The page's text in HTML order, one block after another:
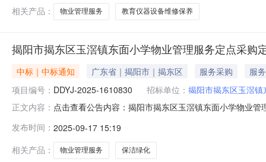
相关产品：
物业管理服务 教育仪器设备维修保养
揭阳市揭东区玉滘镇东面小学物业管理服务定点采购
中标｜中标通知 广东省｜揭阳市｜揭东区 服务采购
服务
项目编号： DDYJ-2025-1610830 招标单位： 揭阳市揭东区玉滘镇
正文内容： 点击查看公告内容：揭阳市揭东区玉滘镇东面小学物业
交价：67200.00（陆万柒仟贰佰元整）（三）成交标的
发布时间： 2025-09-17 15:19
相关产品：
物业管理服务 保洁绿化